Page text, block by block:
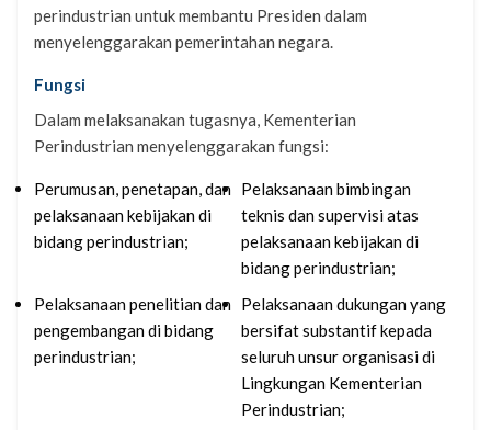
perindustrian untuk membantu Presiden dalam
menyelenggarakan pemerintahan negara.
Fungsi
Dalam melaksanakan tugasnya, Kementerian
Perindustrian menyelenggarakan fungsi:
Perumusan, penetapan, dan
pelaksanaan kebijakan di
bidang perindustrian;
Pelaksanaan bimbingan
teknis dan supervisi atas
pelaksanaan kebijakan di
bidang perindustrian;
Pelaksanaan penelitian dan
pengembangan di bidang
perindustrian;
Pelaksanaan dukungan yang
bersifat substantif kepada
seluruh unsur organisasi di
Lingkungan Kementerian
Perindustrian;